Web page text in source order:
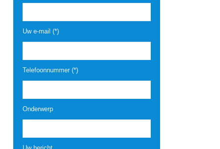
Uw e-mail (*)
Telefoonnummer (*)
Onderwerp